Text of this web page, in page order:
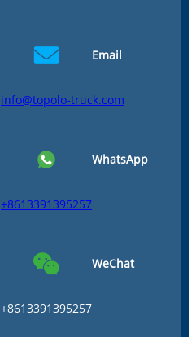
Email
info@topolo-truck.com
WhatsApp
+8613391395257
WeChat
+8613391395257